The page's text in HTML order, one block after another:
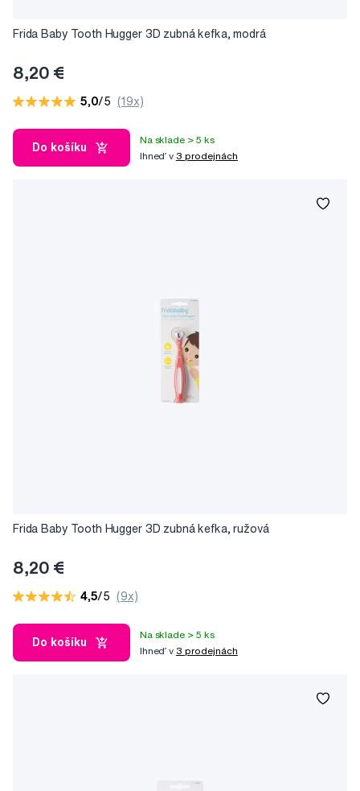
Frida Baby Tooth Hugger 3D zubná kefka, modrá
8,20 €
5,0/5 (19x)
Do košíku
Na sklade > 5 ks
Ihneď v 3 prodejnách
Frida Baby Tooth Hugger 3D zubná kefka, ružová
8,20 €
4,5/5 (9x)
Do košíku
Na sklade > 5 ks
Ihneď v 3 prodejnách